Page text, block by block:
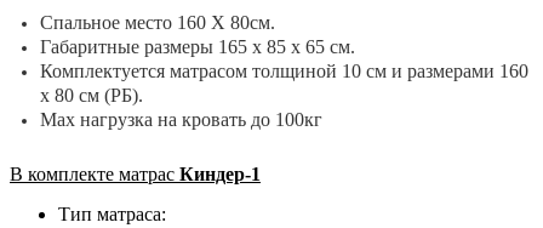
Спальное место 160 X 80см.
Габаритные размеры 165 х 85 х 65 см.
Комплектуется матрасом толщиной 10 см и размерами 160
х 80 см (РБ).
Мах нагрузка на кровать до 100кг
В комплекте матрас Киндер-1
Тип матраса: